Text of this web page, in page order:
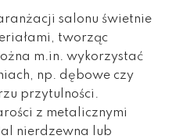
salonu świetnie
tworząc
m.in. wykorzystać
np. dębowe czy
przytulności.
z metalicznymi
nierdzewna lub